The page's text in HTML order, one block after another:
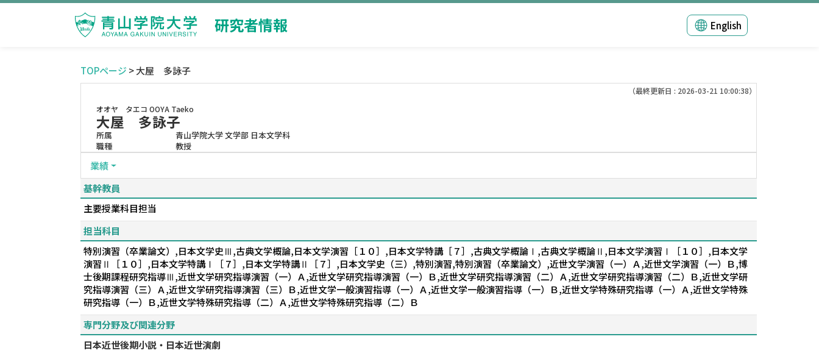
研究者情報 English
TOPページ > 大屋 多詠子
（最終更新日 : 2026-03-21 10:00:38）
オオヤ タエコ OOYA Taeko
大屋 多詠子
所属
青山学院大学 文学部 日本文学科
職種
教授
業績
基幹教員
主要授業科目担当
担当科目
特別演習（卒業論文）,日本文学史Ⅲ,古典文学概論,日本文学演習［１０］,日本文学特講［７］,古典文学概論Ⅰ,古典文学概論Ⅱ,日本文学演習Ⅰ［１０］,日本文学
演習Ⅱ［１０］,日本文学特講Ⅰ［７］,日本文学特講Ⅱ［７］,日本文学史（三）,特別演習,特別演習（卒業論文）,近世文学演習（一）Ａ,近世文学演習（一）Ｂ,博
士後期課程研究指導Ⅲ,近世文学研究指導演習（一）Ａ,近世文学研究指導演習（一）Ｂ,近世文学研究指導演習（二）Ａ,近世文学研究指導演習（二）Ｂ,近世文学研
究指導演習（三）Ａ,近世文学研究指導演習（三）Ｂ,近世文学一般演習指導（一）Ａ,近世文学一般演習指導（一）Ｂ,近世文学特殊研究指導（一）Ａ,近世文学特殊
研究指導（一）Ｂ,近世文学特殊研究指導（二）Ａ,近世文学特殊研究指導（二）Ｂ
専門分野及び関連分野
日本近世後期小説・日本近世演劇